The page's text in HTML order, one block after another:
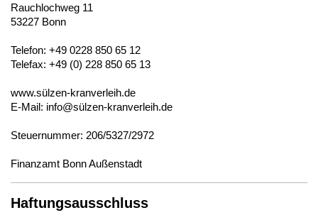
Rauchlochweg 11
53227 Bonn
Telefon: +49 0228 850 65 12
Telefax: +49 (0) 228 850 65 13
www.sülzen-kranverleih.de
E-Mail: info@sülzen-kranverleih.de
Steuernummer: 206/5327/2972
Finanzamt Bonn Außenstadt
Haftungsausschluss